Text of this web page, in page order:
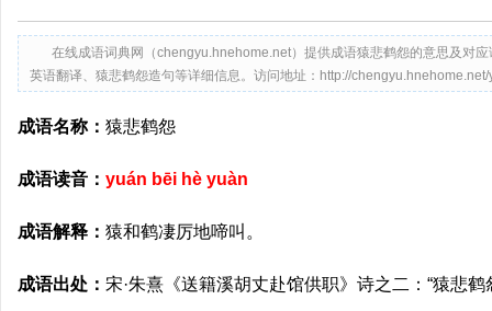
在线成语词典网（chengyu.hnehome.net）提供成语猿悲鹤怨的意思及对
英语翻译、猿悲鹤怨造句等详细信息。访问地址：http://
成语名称： 猿悲鹤怨
成语读音： yuán bēi hè yuàn
成语解释： 猿和鹤凄厉地啼叫。
成语出处： 宋·朱熹《送籍溪胡丈赴馆供职》诗之二：“猿悲